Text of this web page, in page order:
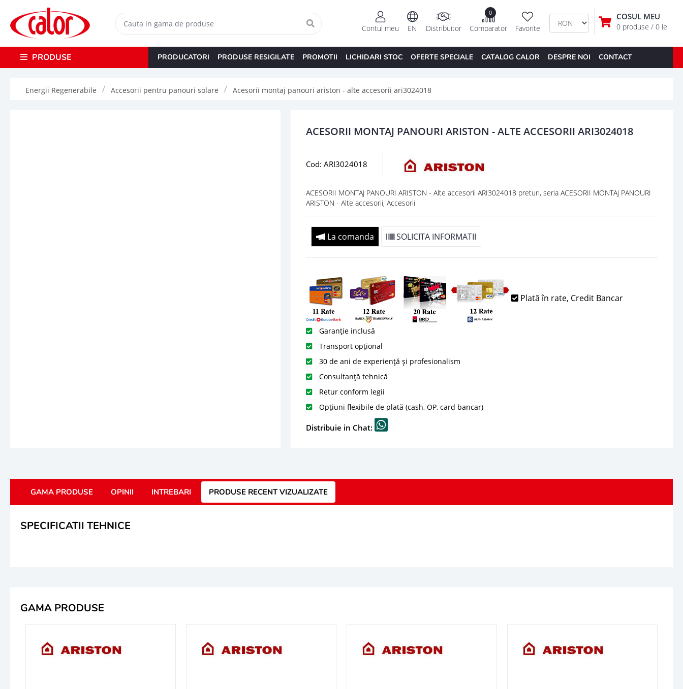
COSUL MEU
0 produse / 0 lei
Favorite
0
Comparator
Distribuitor
EN
Contul meu
PRODUSE PRODUCATORI PRODUSE RESIGILATE PROMOTII LICHIDARI STOC OFERTE SPECIALE CATALOG CALOR DESPRE NOI CONTACT
Energii Regenerabile Accesorii pentru panouri solare Acesorii montaj panouri ariston - alte accesorii ari3024018
ACESORII MONTAJ PANOURI ARISTON - ALTE ACCESORII ARI3024018
Cod: ARI3024018
ACESORII MONTAJ PANOURI ARISTON - Alte accesorii ARI3024018 preturi, seria ACESORII MONTAJ PANOURI
ARISTON - Alte accesorii, Accesorii
La comanda SOLICITA INFORMATII
Plată în rate, Credit Bancar
Garanție inclusă
Transport opțional
30 de ani de experiență și profesionalism
Consultanță tehnică
Retur conform legii
Opțiuni flexibile de plată (cash, OP, card bancar)
Distribuie in Chat:
GAMA PRODUSE OPINII INTREBARI PRODUSE RECENT VIZUALIZATE
SPECIFICATII TEHNICE
GAMA PRODUSE